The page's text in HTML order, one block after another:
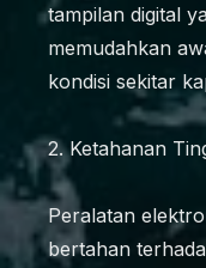
tampilan digital
memudahkan
kondisi sekitar
2. Ketahanan
Peralatan
bertahan